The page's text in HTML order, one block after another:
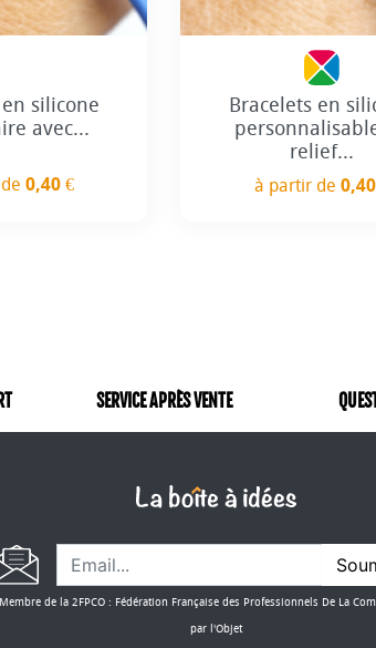
silicone
avec...
0,40 €
Personnalisation
Bracelets en
relief...
à partir de
SERVICE APRÈS VENTE
Membre de la 2FPCO : Fédération Française des Professionnels De La
par l'Objet